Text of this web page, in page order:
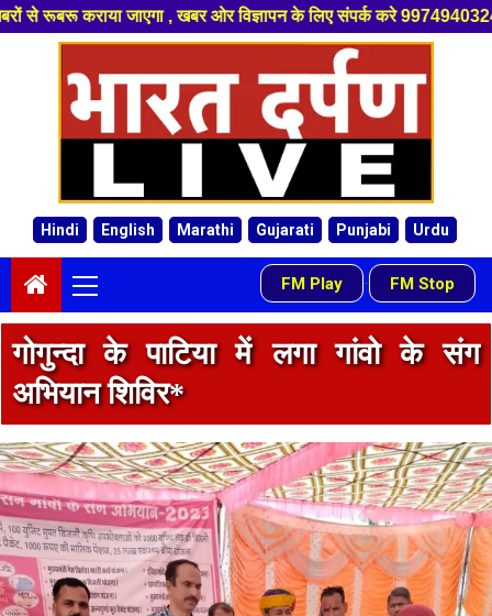
ओर विज्ञापन के लिए संपर्क करे 9974940324 8955950335 ,हमारे
Hindi English Marathi Gujarati Punjabi Urdu
Menu
FM Play - FM Stop
गोगुन्दा के पाटिया में लगा गांवो के संग
अभियान शिविर*